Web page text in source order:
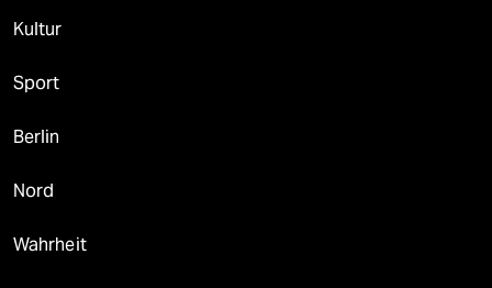
Kultur
Sport
Berlin
Nord
Wahrheit